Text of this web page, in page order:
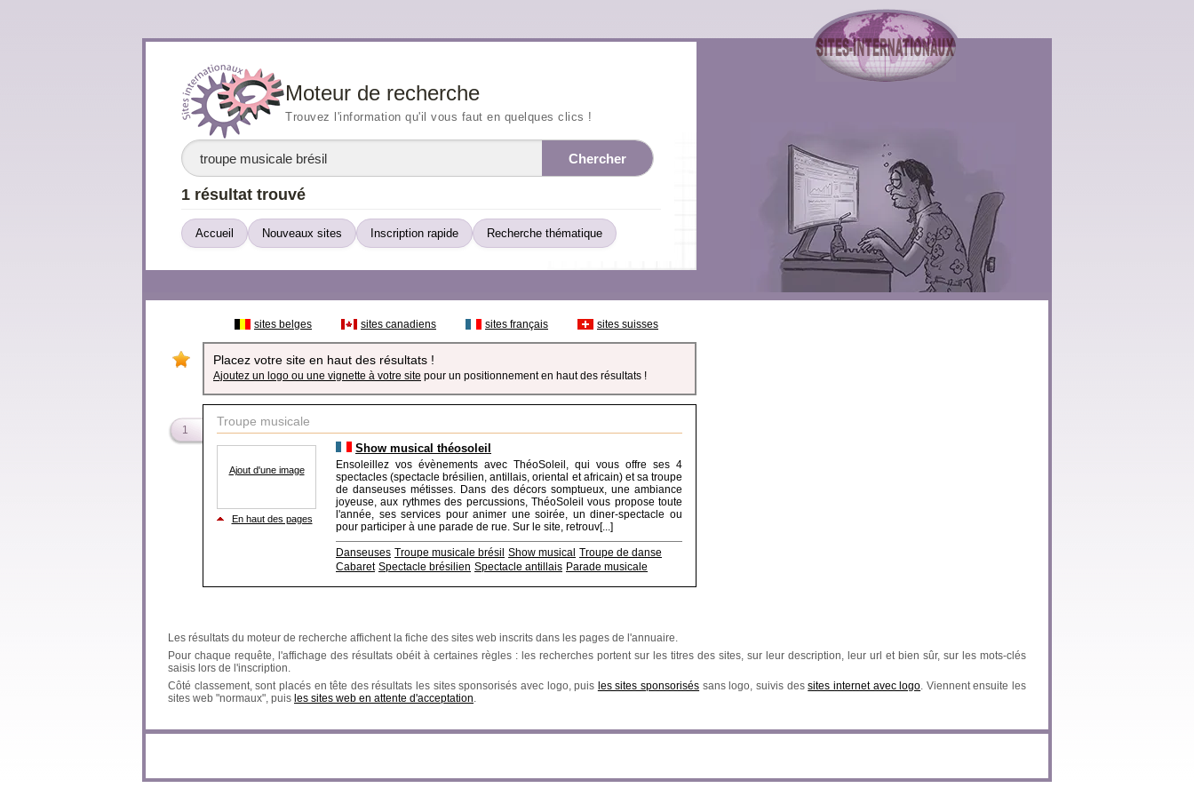
Moteur de recherche
Trouvez l'information qu'il vous faut en quelques clics !
Chercher
1 résultat trouvé
Accueil Nouveaux sites Inscription rapide Recherche thématique
sites belges sites canadiens sites français sites suisses
Placez votre site en haut des résultats !
Ajoutez un logo ou une vignette à votre site pour un positionnement en haut des résultats !
1
Troupe musicale
Ajout d'une image
En haut des pages
Show musical théosoleil
Ensoleillez vos évènements avec ThéoSoleil, qui vous offre ses 4
spectacles (spectacle brésilien, antillais, oriental et africain) et sa troupe
de danseuses métisses. Dans des décors somptueux, une ambiance
joyeuse, aux rythmes des percussions, ThéoSoleil vous propose toute
l'année, ses services pour animer une soirée, un diner-spectacle ou
pour participer à une parade de rue. Sur le site, retrouv[...]
Danseuses Troupe musicale brésil Show musical Troupe de danse
Cabaret Spectacle brésilien Spectacle antillais Parade musicale
Les résultats du moteur de recherche affichent la fiche des sites web inscrits dans les pages de l'annuaire.
Pour chaque requête, l'affichage des résultats obéit à certaines règles : les recherches portent sur les titres des sites, sur leur description, leur url et bien sûr, sur les mots-clés
saisis lors de l'inscription.
Côté classement, sont placés en tête des résultats les sites sponsorisés avec logo, puis les sites sponsorisés sans logo, suivis dessites internet avec logo. Viennent ensuite les
sites web "normaux", puis les sites web en attente d'acceptation.